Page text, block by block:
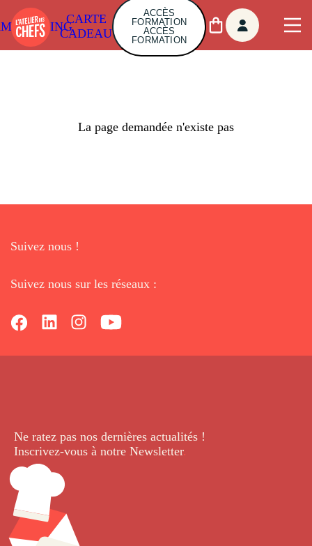
CARTE
CADEAU
ACCÈS
FORMATION
ACCÈS
FORMATION
La page demandée n'existe pas
Suivez nous !
Suivez nous sur les réseaux :
Ne ratez pas nos dernières actualités !
Inscrivez-vous à notre Newsletter.